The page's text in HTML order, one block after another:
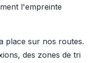
l'empreinte
place sur nos routes.
des zones de tri